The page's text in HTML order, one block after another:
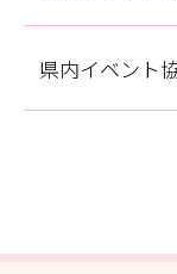
県内イベント